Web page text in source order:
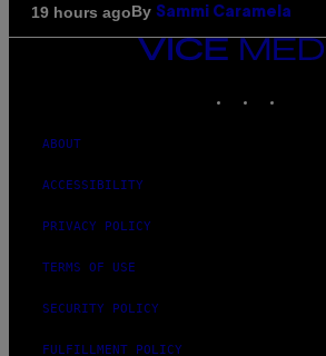
19 hours agoBy Sammi Caramela
VICE
MEDIA
ABOUT
ACCESSIBILITY
PRIVACY POLICY
TERMS OF USE
SECURITY POLICY
FULFILLMENT POLICY